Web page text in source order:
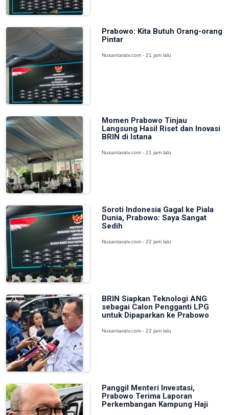
Prabowo: Kita Butuh Orang-orang
Pintar
Nusantaratv.com - 21 jam lalu
Momen Prabowo Tinjau
Langsung Hasil Riset dan Inovasi
BRIN di Istana
Nusantaratv.com - 21 jam lalu
Soroti Indonesia Gagal ke Piala
Dunia, Prabowo: Saya Sangat
Sedih
Nusantaratv.com - 22 jam lalu
BRIN Siapkan Teknologi ANG
sebagai Calon Pengganti LPG
untuk Dipaparkan ke Prabowo
Nusantaratv.com - 22 jam lalu
Panggil Menteri Investasi,
Prabowo Terima Laporan
Perkembangan Kampung Haji